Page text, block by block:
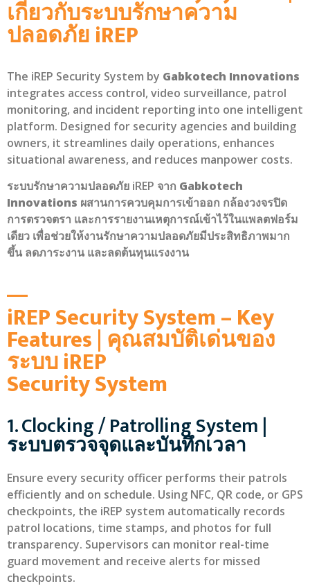
เกี่ยวกับระบบรักษาความ
ปลอดภัย iREP
The iREP Security System by Gabkotech Innovations
integrates access control, video surveillance, patrol
monitoring, and incident reporting into one intelligent
platform. Designed for security agencies and building
owners, it streamlines daily operations, enhances
situational awareness, and reduces manpower costs.
ระบบรักษาความปลอดภัย iREP จาก Gabkotech
Innovations ผสานการควบคุมการเข้าออก กล้องวงจรปิด
การตรวจตรา และการรายงานเหตุการณ์เข้าไว้ในแพลตฟอร์ม
เดียว เพื่อช่วยให้งานรักษาความปลอดภัยมีประสิทธิภาพมาก
ขึ้น ลดภาระงาน และลดต้นทุนแรงงาน
iREP Security System – Key
Features | คุณสมบัติเด่นของ
ระบบ iREP
Security System
1. Clocking / Patrolling System |
ระบบตรวจจุดและบันทึกเวลา
Ensure every security officer performs their patrols
efficiently and on schedule. Using NFC, QR code, or GPS
checkpoints, the iREP system automatically records
patrol locations, time stamps, and photos for full
transparency. Supervisors can monitor real-time
guard movement and receive alerts for missed
checkpoints.